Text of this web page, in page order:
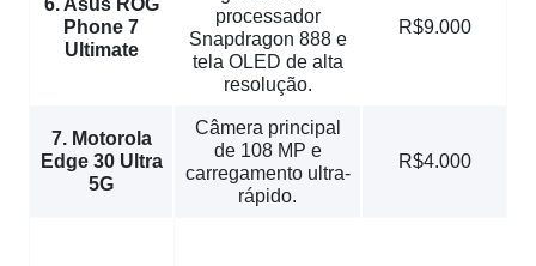
6. Asus ROG
Phone 7
Ultimate
processador
Snapdragon 888 e
tela OLED de alta
resolução.
R$9.000
7. Motorola
Edge 30 Ultra
5G
Câmera principal
de 108 MP e
carregamento ultra-
rápido.
R$4.000